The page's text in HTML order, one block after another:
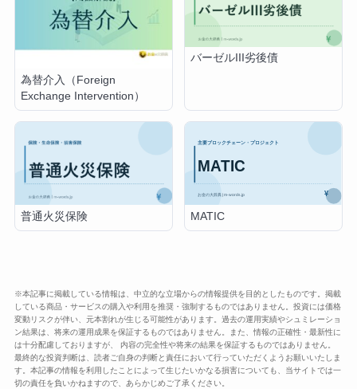
為替介入（Foreign
Exchange Intervention）
バーゼルIII劣後債
普通火災保険 MATIC
※本記事に掲載している情報は、中立的な立場からの情報提供を目的としたものです。掲載
している商品・サービスの購入や利用を推奨・強制するものではありません。投資には価格
変動リスクが伴い、元本割れが生じる可能性があります。過去の運用実績やシュミレーショ
ン結果は、将来の運用成果を保証するものではありません。また、情報の正確性・最新性に
は十分配慮しておりますが、 内容の完全性や将来の結果を保証するものではありません。
最終的な投資判断は、読者ご自身の判断と責任において行っていただくようお願いいたしま
す。本記事の情報を利用したことによって生じたいかなる損害についても、当サイトでは一
切の責任を負いかねますので、あらかじめご了承ください。